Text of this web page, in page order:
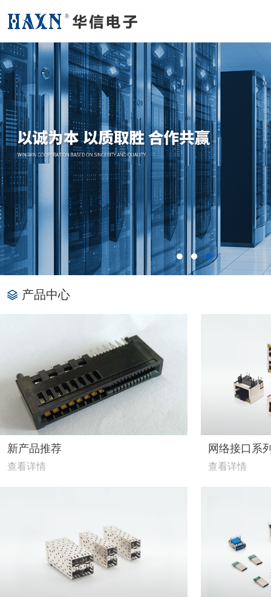
产品中心
新产品推荐
查看详情
网络接口系
查看详情